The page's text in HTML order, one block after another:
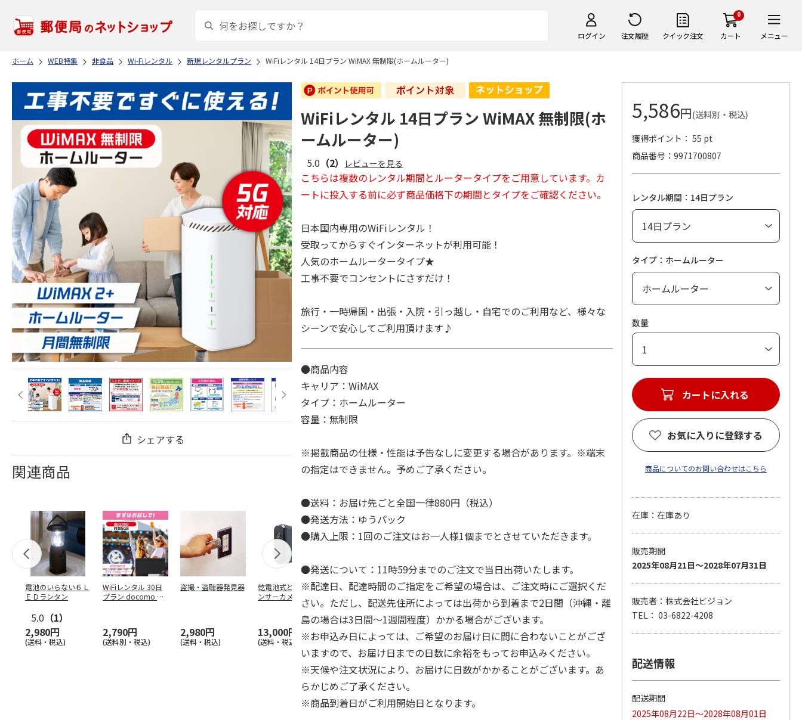
ログイン 注文履歴 クイック注文
0
カート メニュー
ホーム WEB特集 非食品 Wi-Fiレンタル 新規レンタルプラン WiFiレンタル 14日プラン WiMAX 無制限(ホームルーター)
シェアする
関連商品
電池のいらない６Ｌ
ＥＤランタン
5.0 （1）
2,980円
(送料・税込)
WiFiレンタル 30日
プラン docomo 月
2,790円
(送料別・税込)
盗撮・盗聴器発見器
2,980円
(送料・税込)
乾電池式どこでもセ
ンサーカメラ
13,000円
(送料・税込)
WiFiレンタル 3日プ
ラン 4キャリア 完全
無制限 So …
2,100円
(送料別・税込)
WiFiレンタル 30日
プラン docomo 月
間30GB
3,990円
(送料別・税込)
WiFiレンタル 3日プ
ラン WiMAX 無制限
(モバイル…
2,070円
(送料別・税込)
ポータブルソーラー
充電器 ７Ｗ
7,500円
(送料・税込)
WiFiレンタル 30日
プラン WiMAX 無制
限(モバイ…
5.0（2）
6,180円
〈ＢＬＵＥＴＴＩ〉
ポータブル電源（Ａ
Ｃ６０Ｐ）
129,800円
WiFiレンタル 14日プラン WiMAX 無制限(ホ
ームルーター)
5.0 （2） レビューを見る
こちらは複数のレンタル期間とルータータイプをご用意しています。カ
ートに投入する前に必ず商品価格下の期間とタイプをご確認ください。
日本国内専用のWiFiレンタル！
受取ってからすぐインターネットが利用可能！
人気のホームルータータイプ★
工事不要でコンセントにさすだけ！
旅行・一時帰国・出張・入院・引っ越し・自宅でのご利用など、様々な
シーンで安心してご利用頂けます♪
●商品内容
キャリア：WiMAX
タイプ：ホームルーター
容量：無制限
※掲載商品の仕様・性能は予告なしに変更する場合があります。※端末
の指定はできません。予めご了承ください。
●送料：お届け先ごと全国一律880円（税込）
●発送方法：ゆうパック
●購入上限：1回のご注文はお一人様1個までとさせていただきます。
●発送について：11時59分までのご注文で当日出荷いたします。
※配達日、配達時間のご指定をご希望の場合は、ご注文時にご選択くだ
さい。ただし、配送先住所によっては出荷から到着まで2日間（沖縄・離
島の場合は3日間～1週間程度）かかる場合がございます。
※お申込み日によっては、ご希望のお届け日に間に合わないことがござ
いますので、お届け日までの日数に余裕をもってお申込みください。
※天候や注文状況により、お届けに日数がかかることがございます。あ
らかじめご了承ください。
※商品到着日がご利用開始日となります。
5,586円(送料別・税込)
獲得ポイント： 55 pt
商品番号
9971700807
レンタル期間：14日プラン
タイプ：ホームルーター
数量
カートに入れる
お気に入りに登録する
商品についてのお問い合わせはこちら
在庫：在庫あり
販売期間
2025年08月21日～2028年07月31日
販売者：株式会社ビジョン
TEL： 03-6822-4208
配送情報
配送期間
2025年08月22日～2028年08月01日